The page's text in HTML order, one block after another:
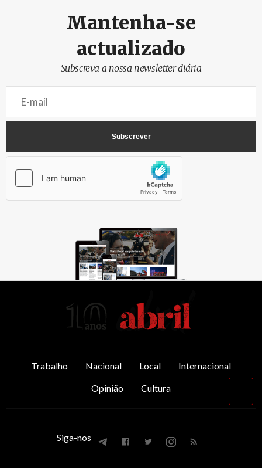
Mantenha-se
actualizado
Subscreva a nossa newsletter diária
Trabalho Nacional Local
Internacional
Opinião
Cultura
Siga-nos